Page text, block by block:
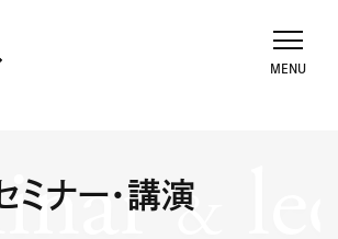
ミナー・講演
&